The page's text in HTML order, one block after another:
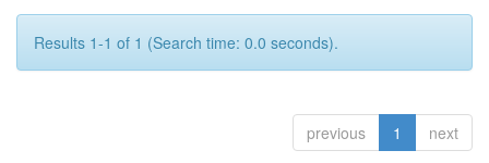
Results 1-1 of 1 (Search time: 0.0 seconds).
previous 1 next